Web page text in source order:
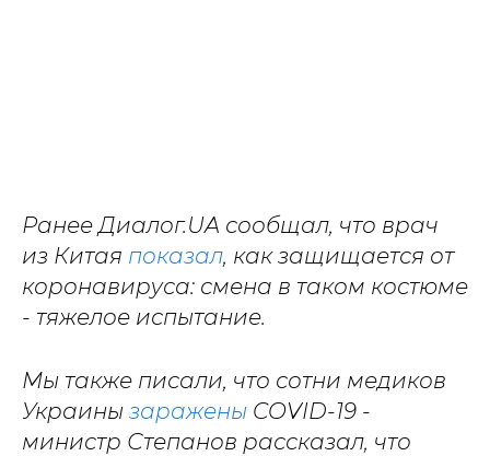
Ранее Диалог.UA сообщал, что врач
из Китая показал, как защищается от
коронавируса: смена в таком костюме
- тяжелое испытание.
Мы также писали, что сотни медиков
Украины заражены COVID-19 -
министр Степанов рассказал, что